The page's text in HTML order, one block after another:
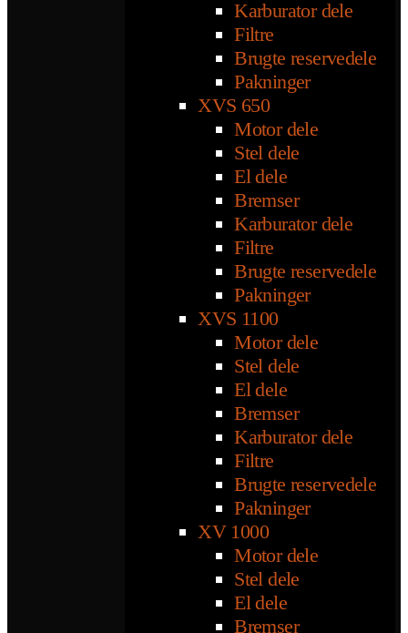
Karburator dele
Filtre
Brugte reservedele
Pakninger
XVS 650
Motor dele
Stel dele
El dele
Bremser
Karburator dele
Filtre
Brugte reservedele
Pakninger
XVS 1100
Motor dele
Stel dele
El dele
Bremser
Karburator dele
Filtre
Brugte reservedele
Pakninger
XV 1000
Motor dele
Stel dele
El dele
Bremser